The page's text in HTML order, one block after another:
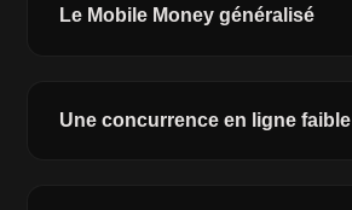
Le Mobile Money généralisé
Une concurrence en ligne faible